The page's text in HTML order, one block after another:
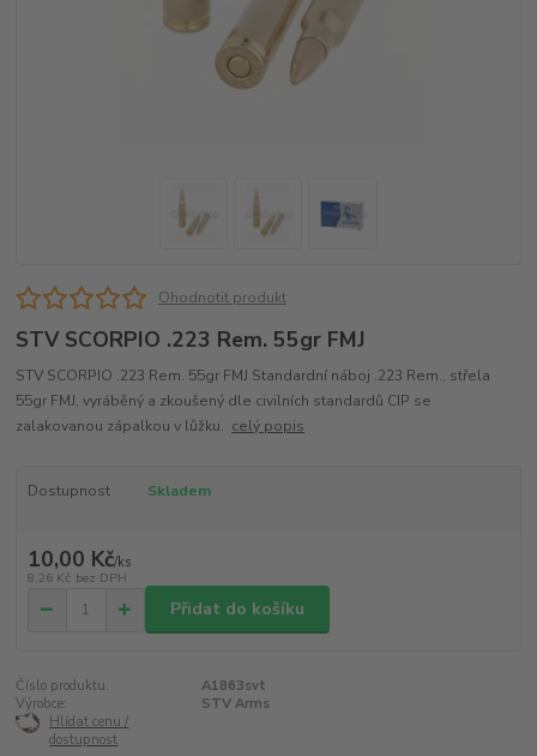
Ohodnotit produkt
STV SCORPIO .223 Rem. 55gr FMJ
STV SCORPIO .223 Rem. 55gr FMJ Standardní náboj .223 Rem., střela
55gr FMJ, vyráběný a zkoušený dle civilních standardů CIP se
zalakovanou zápalkou v lůžku. celý popis
Dostupnost Skladem
10,00 Kč/ks
8,26 Kč bez DPH
Přidat do košíku
Číslo produktu:
A1863svt
Výrobce:
STV Arms
Hlídat cenu /
dostupnost